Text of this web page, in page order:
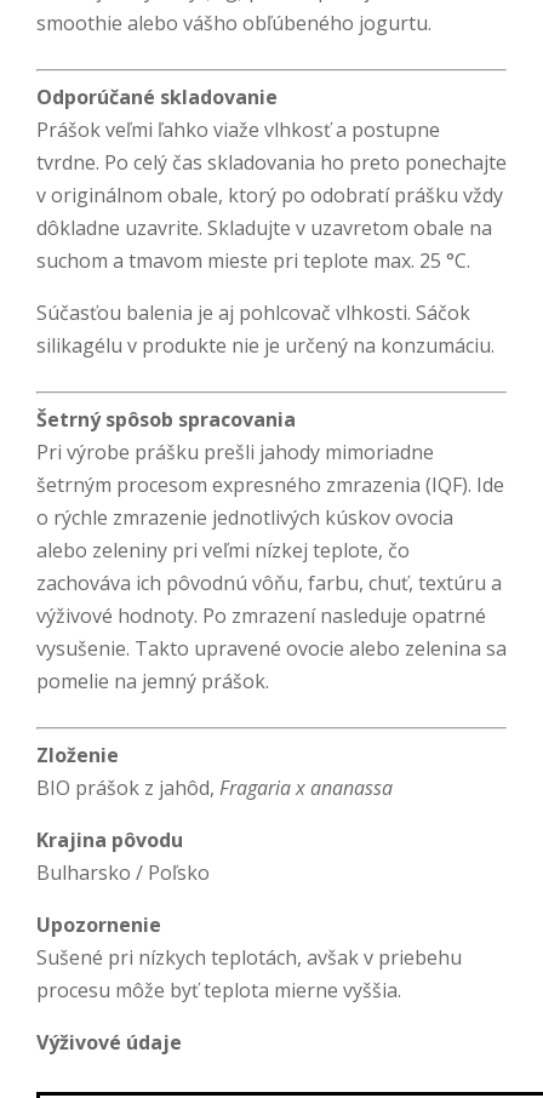
smoothie alebo vášho obľúbeného jogurtu.
Odporúčané skladovanie
Prášok veľmi ľahko viaže vlhkosť a postupne
tvrdne. Po celý čas skladovania ho preto ponechajte
v originálnom obale, ktorý po odobratí prášku vždy
dôkladne uzavrite. Skladujte v uzavretom obale na
suchom a tmavom mieste pri teplote max. 25 °C.
Súčasťou balenia je aj pohlcovač vlhkosti. Sáčok
silikagélu v produkte nie je určený na konzumáciu.
Šetrný spôsob spracovania
Pri výrobe prášku prešli jahody mimoriadne
šetrným procesom expresného zmrazenia (IQF). Ide
o rýchle zmrazenie jednotlivých kúskov ovocia
alebo zeleniny pri veľmi nízkej teplote, čo
zachováva ich pôvodnú vôňu, farbu, chuť, textúru a
výživové hodnoty. Po zmrazení nasleduje opatrné
vysušenie. Takto upravené ovocie alebo zelenina sa
pomelie na jemný prášok.
Zloženie
BIO prášok z jahôd, Fragaria x ananassa
Krajina pôvodu
Bulharsko / Poľsko
Upozornenie
Sušené pri nízkych teplotách, avšak v priebehu
procesu môže byť teplota mierne vyššia.
Výživové údaje